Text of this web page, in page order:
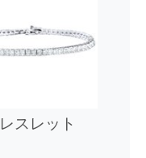
スレット